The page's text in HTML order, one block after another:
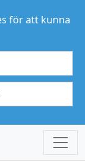
för att kunna